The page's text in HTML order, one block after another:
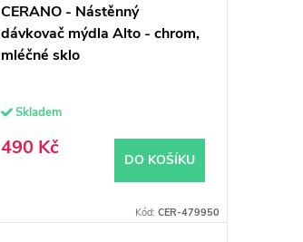
CERANO - Nástěnný
dávkovač mýdla Alto - chrom,
mléčné sklo
Skladem
490 Kč
DO KOŠÍKU
Kód: CER-479950